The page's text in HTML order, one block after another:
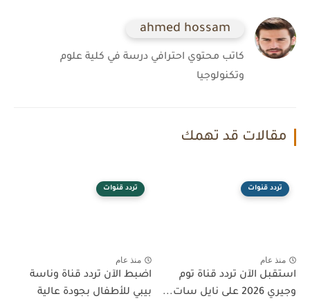
ahmed hossam
كاتب محتوي احترافي درسة في كلية علوم
وتكنولوجيا
مقالات قد تهمك
تردد قنوات
منذ عام
استقبل الآن تردد قناة توم
وجيري 2026 على نايل سات...
تردد قنوات
منذ عام
اضبط الآن تردد قناة وناسة
بيبي للأطفال بجودة عالية